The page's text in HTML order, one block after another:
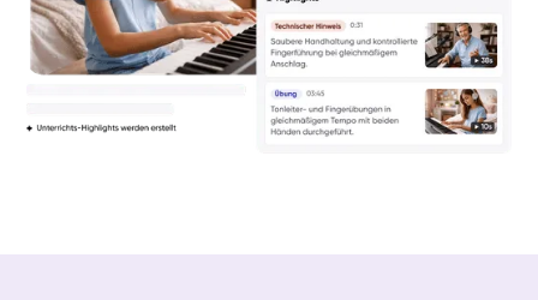
Klavier / Piano / Flügel
Negin
Klavier / Piano / Flügel
Katarzyna
Klavier / Piano / Flügel